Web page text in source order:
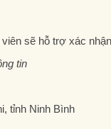
sẽ hỗ trợ xác
tin
tỉnh Ninh Bình